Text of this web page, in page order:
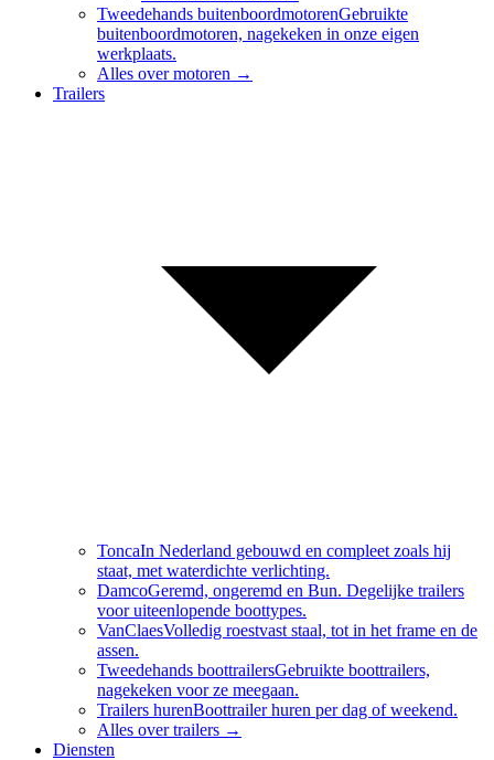
Tweedehands buitenboordmotorenGebruikte
buitenboordmotoren, nagekeken in onze eigen
werkplaats.
Alles overmotoren →
Trailers
ToncaIn Nederland gebouwd en compleet zoals hij
staat, met waterdichte verlichting.
DamcoGeremd, ongeremd en Bun. Degelijke trailers
voor uiteenlopende boottypes.
VanClaesVolledig roestvast staal, tot in het frame en de
assen.
Tweedehands boottrailersGebruikte boottrailers,
nagekeken voor ze meegaan.
Trailers hurenBoottrailer huren per dag of weekend.
Alles overtrailers →
Diensten